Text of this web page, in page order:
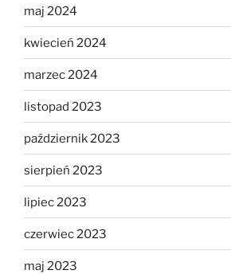
maj 2024
kwiecień 2024
marzec 2024
listopad 2023
październik 2023
sierpień 2023
lipiec 2023
czerwiec 2023
maj 2023